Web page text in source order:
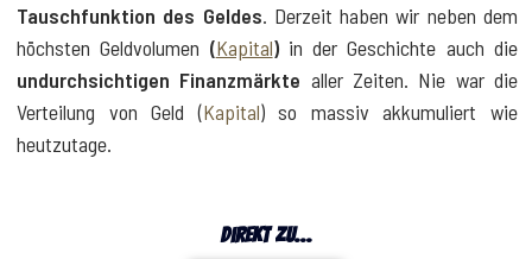
Tauschfunktion des Geldes. Derzeit haben wir neben dem
höchsten Geldvolumen (Kapital)in der Geschichte auch die
undurchsichtigen Finanzmärkte aller Zeiten. Nie war die
Verteilung von Geld (Kapital) so massiv akkumuliert wie
heutzutage.
direkt zu...